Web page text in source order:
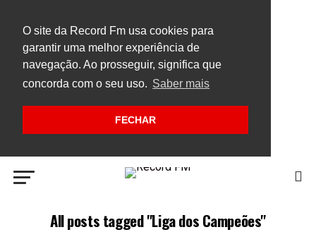
O site da Record Fm usa cookies para
garantir uma melhor experiência de
navegação. Ao prosseguir, significa que
concorda com o seu uso. Saber mais
FECHAR
All posts tagged "Liga dos Campeões"